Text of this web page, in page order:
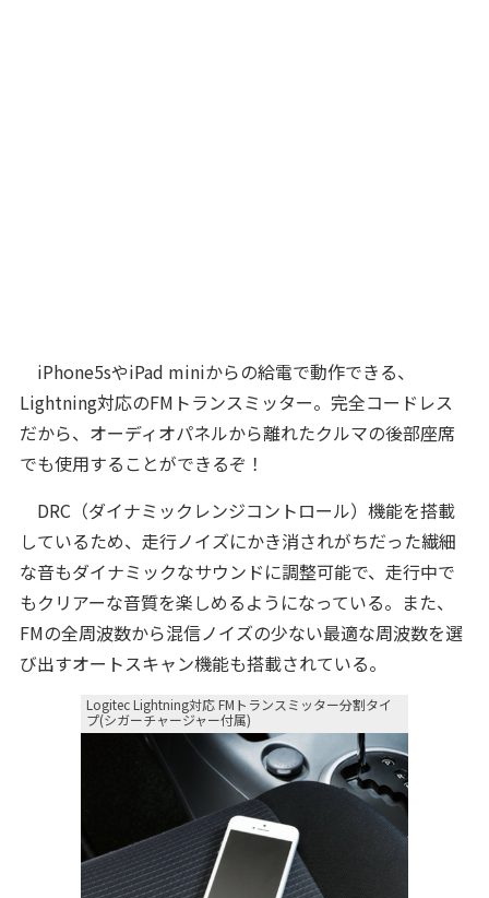
iPhone5sやiPad miniからの給電で動作できる、
Lightning対応のFMトランスミッター。完全コードレス
だから、オーディオパネルから離れたクルマの後部座席
でも使用することができるぞ！
DRC（ダイナミックレンジコントロール）機能を搭載
しているため、走行ノイズにかき消されがちだった繊細
な音もダイナミックなサウンドに調整可能で、走行中で
もクリアーな音質を楽しめるようになっている。また、
FMの全周波数から混信ノイズの少ない最適な周波数を選
び出すオートスキャン機能も搭載されている。
Logitec Lightning対応 FMトランスミッター分割タイ
プ(シガーチャージャー付属)